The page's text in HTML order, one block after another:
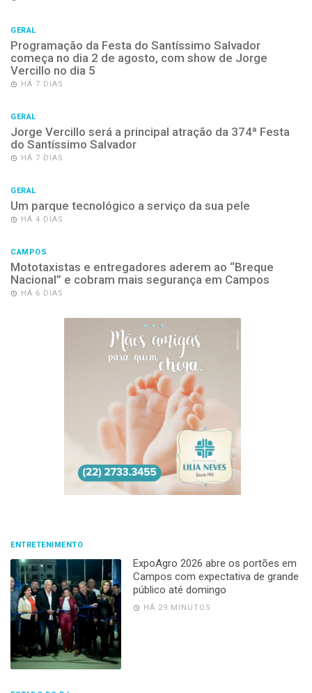
GERAL
Programação da Festa do Santíssimo Salvador
começa no dia 2 de agosto, com show de Jorge
Vercillo no dia 5
HÁ 7 DIAS
GERAL
Jorge Vercillo será a principal atração da 374ª Festa
do Santíssimo Salvador
HÁ 7 DIAS
GERAL
Um parque tecnológico a serviço da sua pele
HÁ 4 DIAS
CAMPOS
Mototaxistas e entregadores aderem ao “Breque
Nacional” e cobram mais segurança em Campos
HÁ 6 DIAS
ENTRETENIMENTO
ExpoAgro 2026 abre os portões em
Campos com expectativa de grande
público até domingo
HÁ 29 MINUTOS